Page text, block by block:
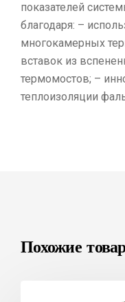
показателей
благодаря: –
многокамерных
вставок из
термомостов; –
теплоизоляции
Похожие